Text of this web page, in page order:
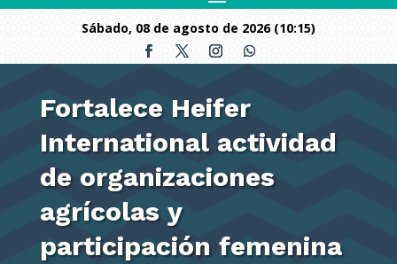
sábado, 08 de agosto de 2026 (10:15)
Fortalece Heifer
International actividad
de organizaciones
agrícolas y
participación femenina